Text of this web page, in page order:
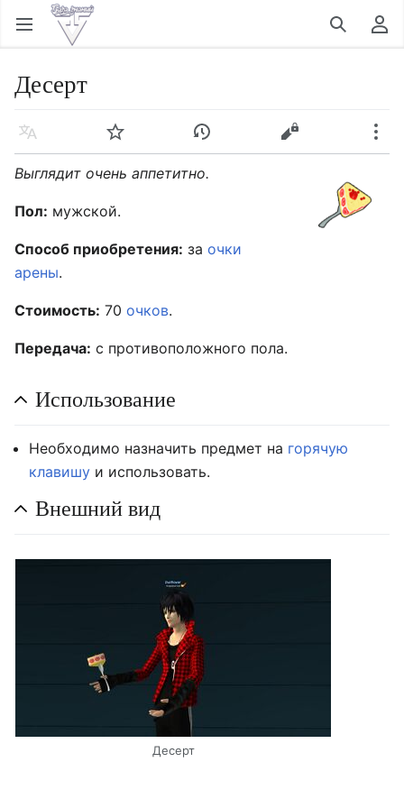
Открыть главное меню Найти Пользовательское меню
Десерт
Язык Следить История Править
Ещё
Выглядит очень аппетитно.
Пол: мужской.
Способ приобретения: за очки
арены.
Стоимость: 70 очков.
Передача: с противоположного пола.
Использование
Необходимо назначить предмет на горячую
клавишу и использовать.
Внешний вид
Десерт